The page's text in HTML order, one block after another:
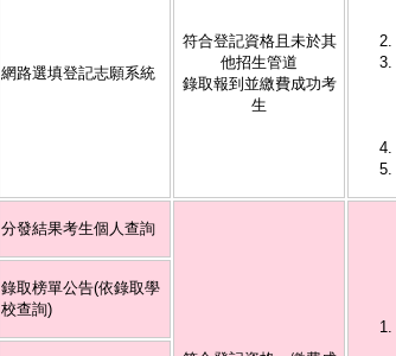
網路選填登記志願系統
符合登記資格且未於其
他招生管道
錄取報到並繳費成功考
生
分發結果考生個人查詢
錄取榜單公告(依錄取學
校查詢)